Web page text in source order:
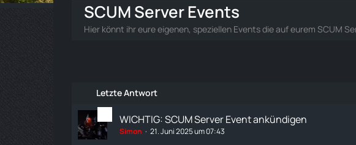
SCUM Server Events
Hier könnt ihr eure eigenen, speziellen Events die auf eurem SCUM
Letzte Antwort
WICHTIG: SCUM Server Event ankündigen
Simon 21. Juni 2025 um 07:43